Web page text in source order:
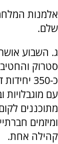
אלמנות
שלם.
ג. השבוע
סטרוק
עם מוגבלויות
מתוכננים
ומיזמים
קהילה אחת.